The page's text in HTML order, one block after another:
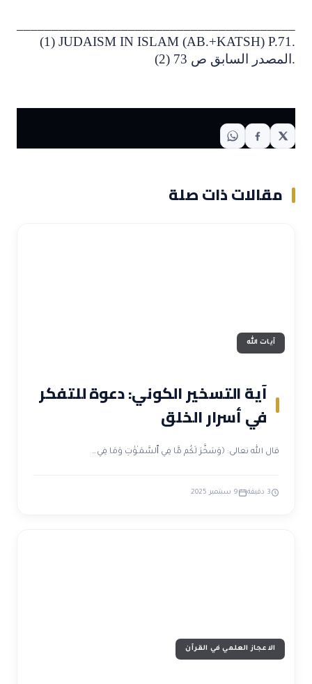
(1) JUDAISM IN ISLAM (AB.+KATSH) P.71.
(2)
المصدر السابق ص 73 .
مقالات ذات صلة
آيات الله
آية التسخير الكوني: دعوة للتفكر
في أسرار الخلق
قال الله تعالى: ﴿وَسَخَّرَ لَكُم مَّا فِي ٱلسَّمَـٰوَٰتِ وَمَا فِي…
3 دقيقة 9 سبتمبر 2025
الاعجاز العلمي في القرآن